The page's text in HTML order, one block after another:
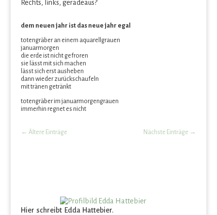
Rechts, links, geradeaus?
dem neuen jahr ist das neue jahr egal
totengräber an einem aquarellgrauen
januarmorgen
die erde ist nicht gefroren
sie lässt mit sich machen
lässt sich erst ausheben
dann wieder zurückschaufeln
mit tränen getränkt
totengräber im januarmorgengrauen
immerhin regnet es nicht
← Ältere Einträge Nächste Einträge →
Hier schreibt Edda Hattebier.